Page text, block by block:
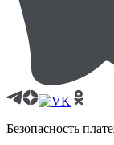
Безопасность